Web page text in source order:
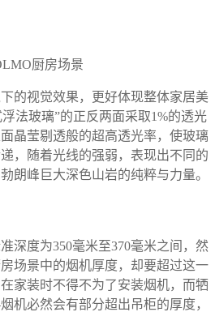
厨房场景
的视觉效果，更好体现整体家居美
法玻璃”的正反两面采取1%的透光
晶莹剔透般的超高透光率，使玻璃
，随着光线的强弱，表现出不同的
朗峰巨大深色山岩的纯粹与力量。
深度为350毫米至370毫米之间，然
场景中的烟机厚度，却要超过这一
家装时不得不为了安装烟机，而牺
必然会有部分超出吊柜的厚度，